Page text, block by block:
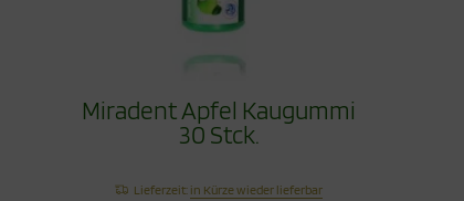
Miradent Apfel Kaugummi
30 Stck.
Lieferzeit: in Kürze wieder lieferbar